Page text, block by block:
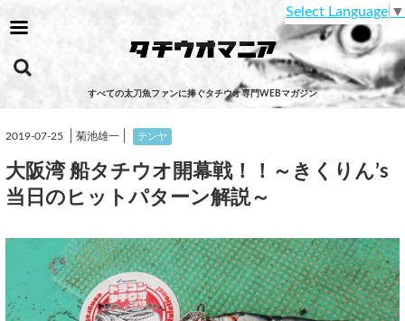
すべての太刀魚ファンに捧ぐタチウオ専門WEBマガジン
Select Language ▼
2019-07-25 菊池雄一 テンヤ
大阪湾 船タチウオ開幕戦！！～きくりん’s
当日のヒットパターン解説～